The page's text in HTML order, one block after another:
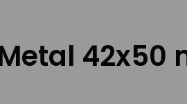
42x50